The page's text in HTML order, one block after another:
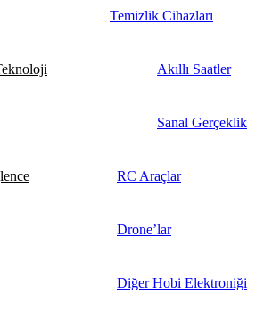
Temizlik Cihazları
Akıllı Saatler
Sanal Gerçeklik
RC Araçlar
Drone’lar
Diğer Hobi Elektroniği